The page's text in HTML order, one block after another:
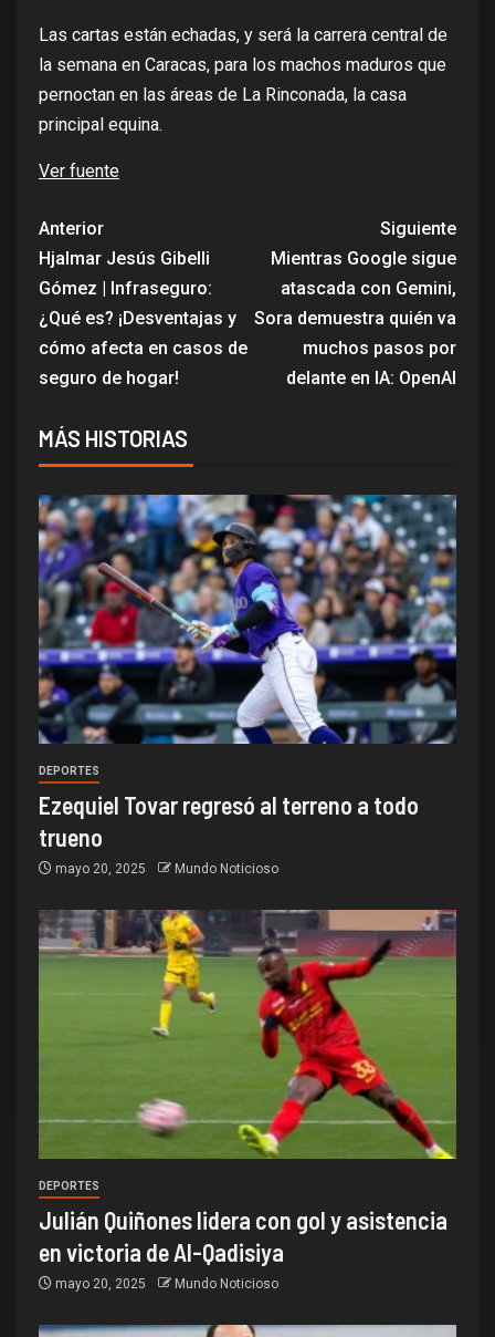
Las cartas están echadas, y será la carrera central de
la semana en Caracas, para los machos maduros que
pernoctan en las áreas de La Rinconada, la casa
principal equina.
Ver fuente
Anterior
Hjalmar Jesús Gibelli
Gómez | Infraseguro:
¿Qué es? ¡Desventajas y
cómo afecta en casos de
seguro de hogar!
Siguiente
Mientras Google sigue
atascada con Gemini,
Sora demuestra quién va
muchos pasos por
delante en IA: OpenAI
MÁS HISTORIAS
DEPORTES
Ezequiel Tovar regresó al terreno a todo
trueno
mayo 20, 2025 Mundo Noticioso
DEPORTES
Julián Quiñones lidera con gol y asistencia
en victoria de Al-Qadisiya
mayo 20, 2025 Mundo Noticioso